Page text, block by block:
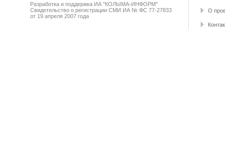
Разработка и поддержка ИА "КОЛЫМА-ИНФОРМ"
Свидетельство о регистрации СМИ ИА № ФС 77-27833
от 19 апреля 2007 года
О